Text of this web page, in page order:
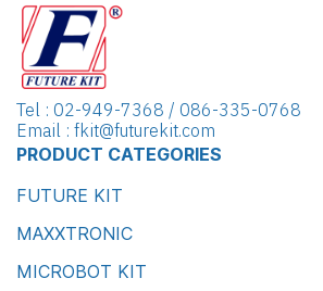
Tel : 02-949-7368 / 086-335-0768
Email : fkit@futurekit.com
PRODUCT CATEGORIES
FUTURE KIT
MAXXTRONIC
MICROBOT KIT